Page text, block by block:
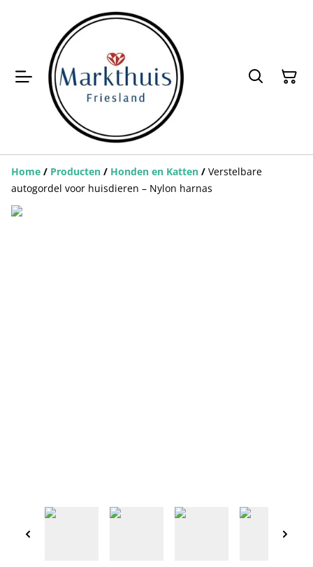
Home / Producten / Honden en Katten / Verstelbare
autogordel voor huisdieren – Nylon harnas